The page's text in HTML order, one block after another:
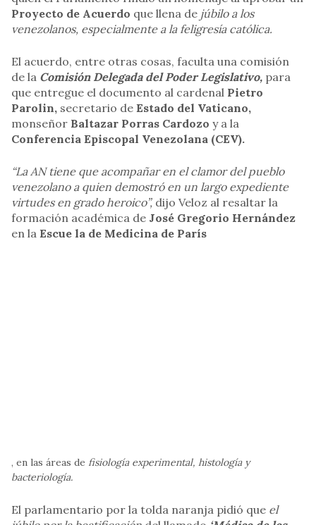
Proyecto de Acuerdo que llena de júbilo a los
venezolanos, especialmente a la feligresía católica.
El acuerdo, entre otras cosas, faculta una comisión
de la Comisión Delegada del Poder Legislativo, para
que entregue el documento al cardenal Pietro
Parolin, secretario de Estado del Vaticano,
monseñor Baltazar Porras Cardozo y a la
Conferencia Episcopal Venezolana (CEV).
“La AN tiene que acompañar en el clamor del pueblo
venezolano a quien demostró en un largo expediente
virtudes en grado heroico”, dijo Veloz al resaltar la
formación académica de José Gregorio Hernández
en la Escue la de Medicina de París
, en las áreas de fisiología experimental, histología y
bacteriología.
El parlamentario por la tolda naranja pidió que el